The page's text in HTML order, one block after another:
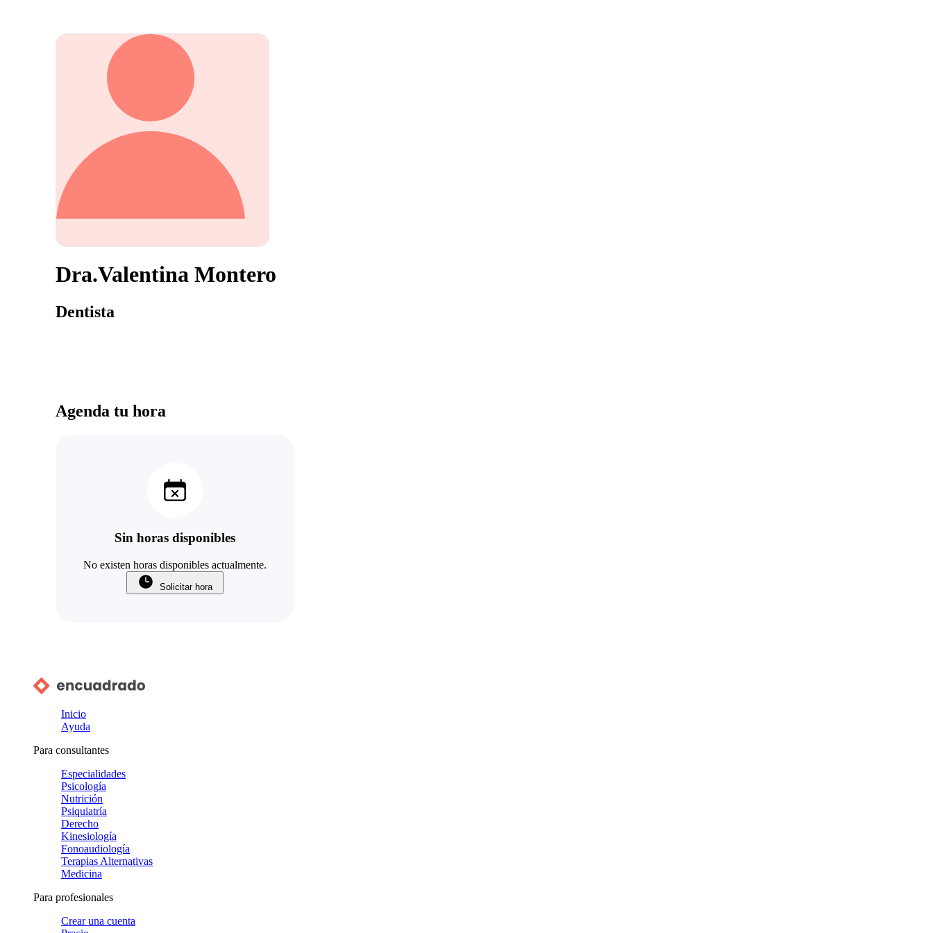
Dra.Valentina Montero
Dentista
Agenda tu hora
Sin horas disponibles
No existen horas disponibles actualmente.
Solicitar hora
Inicio
Ayuda
Para consultantes
Especialidades
Psicología
Nutrición
Psiquiatría
Derecho
Kinesiología
Fonoaudiología
Terapias Alternativas
Medicina
Para profesionales
Crear una cuenta